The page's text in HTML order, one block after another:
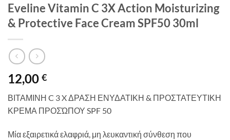
Eveline Vitamin C 3X Action Moisturizing
& Protective Face Cream SPF50 30ml
12,00 €
ΒΙΤΑΜΙΝΗ C 3 X ΔΡΑΣΗ ΕΝΥΔΑΤΙΚΗ & ΠΡΟΣΤΑΤΕΥΤΙΚΗ
ΚΡΕΜΑ ΠΡΟΣΏΠΟΥ SPF 50
Μία εξαιρετικά ελαφριά, μη λευκαντική σύνθεση που